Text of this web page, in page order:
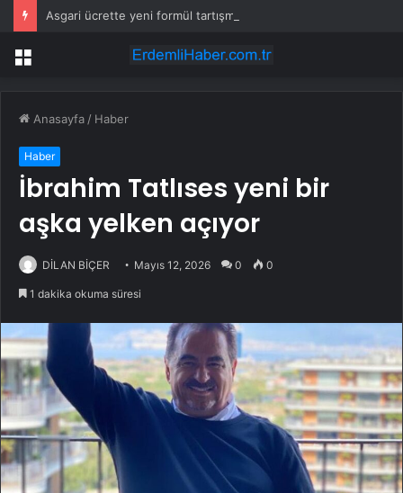
Menü
Anasayfa / Haber
Haber
İbrahim Tatlıses yeni bir
aşka yelken açıyor
DİLAN BİÇER Mayıs 12, 2026 0 0
1 dakika okuma süresi